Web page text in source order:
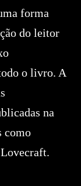
forma
do leitor
o livro. A
na
como